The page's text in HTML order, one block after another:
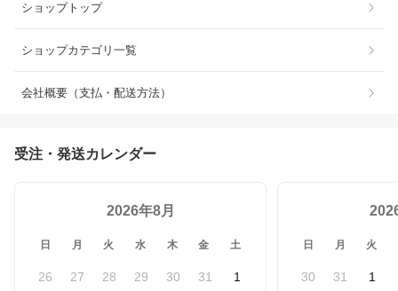
ショップトップ
ショップカテゴリ一覧
会社概要（支払・配送方法）
受注・発送カレンダー
2026年8月
日 月 火 水 木 金 土
26 27 28 29 30 31 1
日 月 火
30 31 1